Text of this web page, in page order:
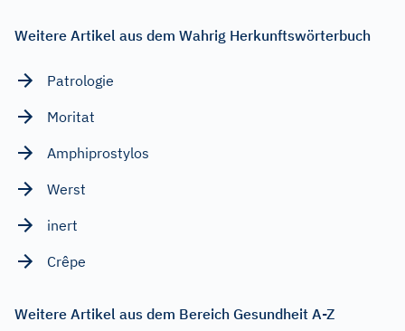
Weitere Artikel aus dem Wahrig Herkunftswörterbuch
Patrologie
Moritat
Amphiprostylos
Werst
inert
Crêpe
Weitere Artikel aus dem Bereich Gesundheit A-Z